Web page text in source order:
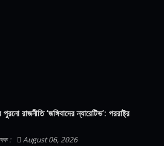
রাজনীতি ‘জঙ্গিবাদের ন্যারেটিভ’: পররাষ্ট্র
: August 06, 2026